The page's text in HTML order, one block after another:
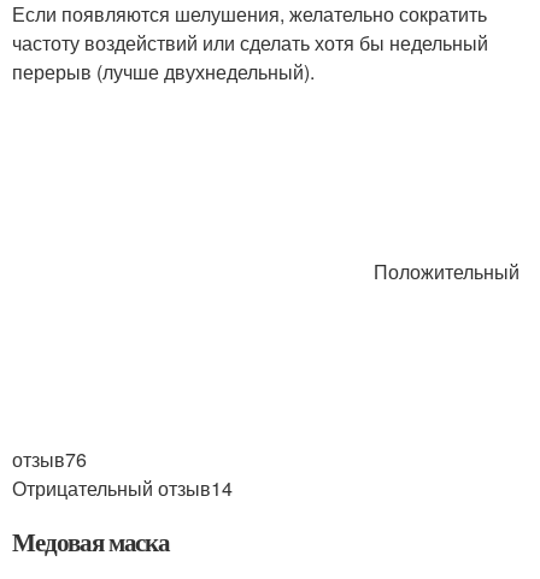
Если появляются шелушения, желательно сократить
частоту воздействий или сделать хотя бы недельный
перерыв (лучше двухнедельный).
Положительный
отзыв76
Отрицательный отзыв14
Медовая маска